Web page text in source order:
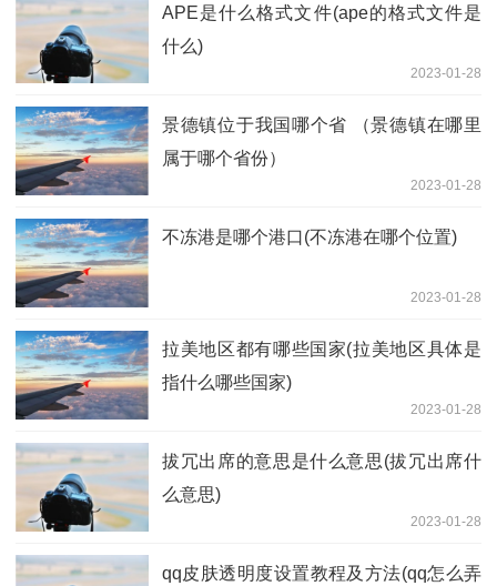
APE是什么格式文件(ape的格式文件是
什么)
2023-01-28
景德镇位于我国哪个省 （景德镇在哪里
属于哪个省份）
2023-01-28
不冻港是哪个港口(不冻港在哪个位置)
2023-01-28
拉美地区都有哪些国家(拉美地区具体是
指什么哪些国家)
2023-01-28
拔冗出席的意思是什么意思(拔冗出席什
么意思)
2023-01-28
qq皮肤透明度设置教程及方法(qq怎么弄